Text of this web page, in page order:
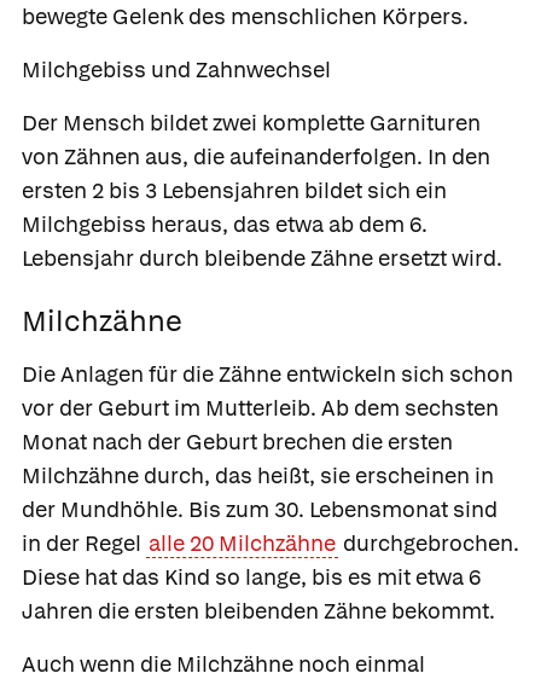
bewegte Gelenk des menschlichen Körpers.
Milchgebiss und Zahnwechsel
Der Mensch bildet zwei komplette Garnituren
von Zähnen aus, die aufeinanderfolgen. In den
ersten 2 bis 3 Lebensjahren bildet sich ein
Milchgebiss heraus, das etwa ab dem 6.
Lebensjahr durch bleibende Zähne ersetzt wird.
Milchzähne
Die Anlagen für die Zähne entwickeln sich schon
vor der Geburt im Mutterleib. Ab dem sechsten
Monat nach der Geburt brechen die ersten
Milchzähne durch, das heißt, sie erscheinen in
der Mundhöhle. Bis zum 30. Lebensmonat sind
in der Regel alle 20 Milchzähne durchgebrochen.
Diese hat das Kind so lange, bis es mit etwa 6
Jahren die ersten bleibenden Zähne bekommt.
Auch wenn die Milchzähne noch einmal